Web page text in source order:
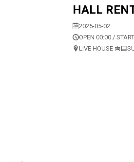
HALL
2025-05-02
OPEN 00:00 /
LIVE HOUSE 両国